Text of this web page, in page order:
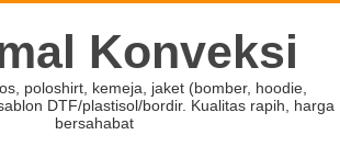
Konveksi
poloshirt, kemeja, jaket (bomber, hoodie,
DTF/plastisol/bordir. Kualitas rapih, harga
bersahabat